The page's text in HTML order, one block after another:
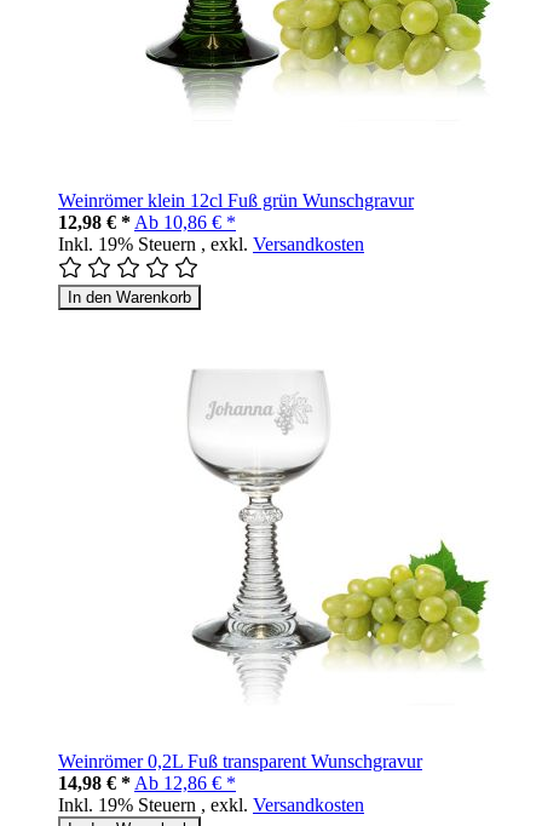
Weinrömer klein 12cl Fuß grün Wunschgravur
12,98 € * Ab 10,86 € *
Inkl. 19% Steuern , exkl. Versandkosten
In den Warenkorb
Weinrömer 0,2L Fuß transparent Wunschgravur
14,98 € * Ab 12,86 € *
Inkl. 19% Steuern , exkl. Versandkosten